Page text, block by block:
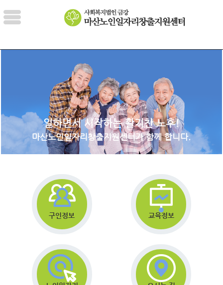
일하면서 시작하는 활기찬 노후!
마산노인일자리창출지원센터가 함께 합니다.
구인정보 교육정보